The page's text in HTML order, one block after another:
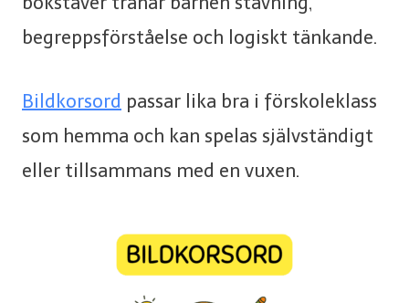
begreppsförståelse och logiskt tänkande.
Bildkorsord passar lika bra i förskoleklass
som hemma och kan spelas självständigt
eller tillsammans med en vuxen.